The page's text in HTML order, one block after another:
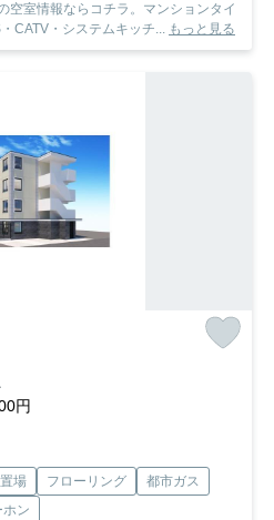
空室情報ならコチラ。マンションタイ
CATV・システムキッチ... もっと見る
円
場 フローリング
都市ガス
ン